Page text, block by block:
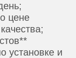
цене
установке и